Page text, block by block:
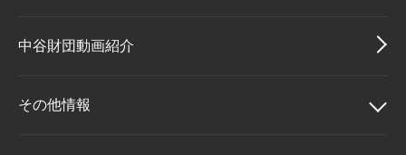
理事長挨拶
設立趣意書
中谷財団事業紹介
中谷賞
中谷財団動画紹介
その他情報